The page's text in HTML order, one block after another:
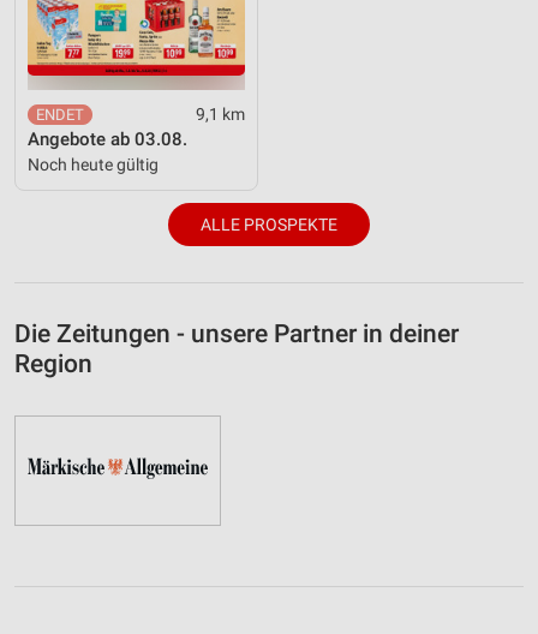
9,1 km
Angebote ab 03.08.
Noch heute gültig
ALLE PROSPEKTE
Die Zeitungen - unsere Partner in deiner
Region